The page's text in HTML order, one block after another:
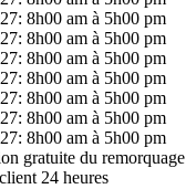
8h00 am à 5h00 pm
8h00 am à 5h00 pm
8h00 am à 5h00 pm
8h00 am à 5h00 pm
8h00 am à 5h00 pm
8h00 am à 5h00 pm
8h00 am à 5h00 pm
gratuite du remorquage
24 heures